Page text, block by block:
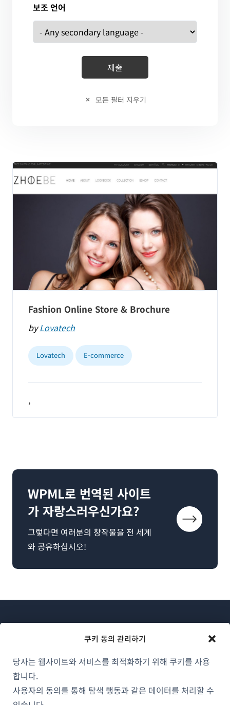
쿠키 동의 관리하기
당사는 웹사이트와 서비스를 최적화하기 위해 쿠키를 사용
합니다.
사용자의 동의를 통해 탐색 행동과 같은 데이터를 처리할 수
보조 언어
모든 필터 지우기
Fashion Online Store & Brochure
byLovatech
Lovatech E-commerce
,
WPML로 번역된 사이트
가 자랑스러우신가요?
그렇다면 여러분의 창작물을 전 세계
와 공유하십시오!
WPML 소개
GDPR 및 개인정보 처리방침